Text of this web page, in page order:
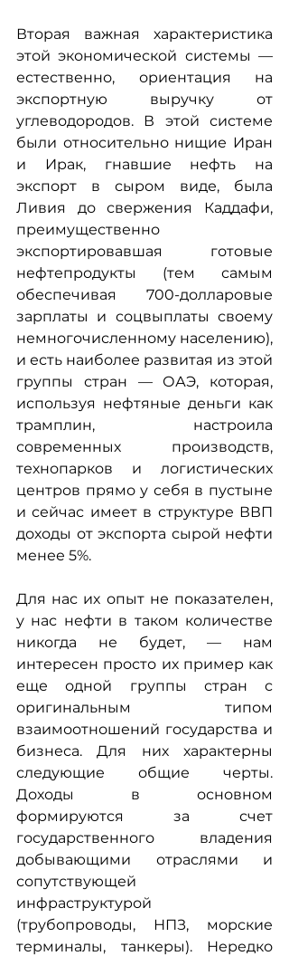
Вторая важная характеристика
этой экономической системы —
естественно, ориентация на
экспортную выручку от
углеводородов. В этой системе
были относительно нищие Иран
и Ирак, гнавшие нефть на
экспорт в сыром виде, была
Ливия до свержения Каддафи,
преимущественно
экспортировавшая готовые
нефтепродукты (тем самым
обеспечивая 700-долларовые
зарплаты и соцвыплаты своему
немногочисленному населению),
и есть наиболее развитая из этой
группы стран — ОАЭ, которая,
используя нефтяные деньги как
трамплин, настроила
современных производств,
технопарков и логистических
центров прямо у себя в пустыне
и сейчас имеет в структуре ВВП
доходы от экспорта сырой нефти
менее 5%.
Для нас их опыт не показателен,
у нас нефти в таком количестве
никогда не будет, — нам
интересен просто их пример как
еще одной группы стран с
оригинальным типом
взаимоотношений государства и
бизнеса. Для них характерны
следующие общие черты.
Доходы в основном
формируются за счет
государственного владения
добывающими отраслями и
сопутствующей
инфраструктурой
(трубопроводы, НПЗ, морские
терминалы, танкеры). Нередко